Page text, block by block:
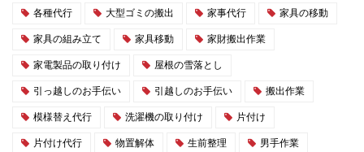
各種代行 大型ゴミの搬出 家事代行 家具の移動
家具の組み立て 家具移動 家財搬出作業
家電製品の取り付け 屋根の雪落とし
引っ越しのお手伝い 引越しのお手伝い 搬出作業
模様替え代行 洗濯機の取り付け 片付け
片付け代行 物置解体 生前整理 男手作業